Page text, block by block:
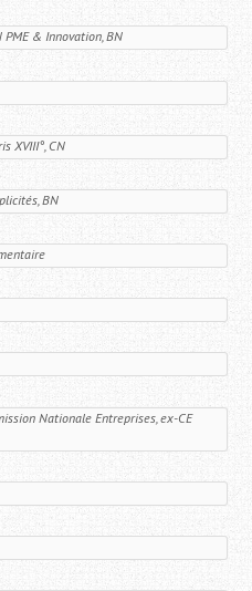
PME & Innovation, BN
XVIII°, CN
BN
Nationale Entreprises, ex-CE